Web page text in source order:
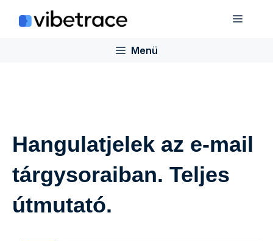
Menü
Menü
Hangulatjelek az e-mail
tárgysoraiban. Teljes
útmutató.